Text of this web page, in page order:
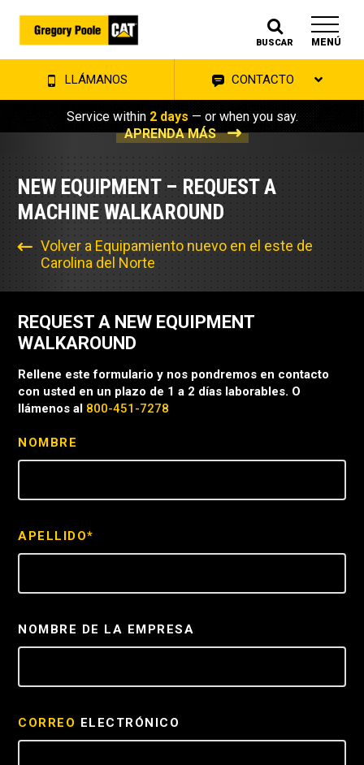
BUSCAR MENÚ
LLÁMANOS CONTACTO
Service within 2 days — or when you say.
APRENDA MÁS
NEW EQUIPMENT – REQUEST A
MACHINE WALKAROUND
Volver a Equipamiento nuevo en el este de
Carolina del Norte
REQUEST A NEW EQUIPMENT
WALKAROUND
Rellene este formulario y nos pondremos en contacto
con usted en un plazo de 1 a 2 días laborables. O
llámenos al 800-451-7278
NOMBRE
APELLIDO*
NOMBRE DE LA EMPRESA
CORREO ELECTRÓNICO